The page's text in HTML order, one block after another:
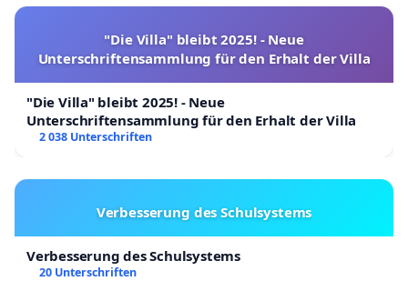
"Die Villa" bleibt 2025! - Neue
Unterschriftensammlung für den Erhalt der Villa
"Die Villa" bleibt 2025! - Neue
Unterschriftensammlung für den Erhalt der Villa
2 038 Unterschriften
Verbesserung des Schulsystems
Verbesserung des Schulsystems
20 Unterschriften